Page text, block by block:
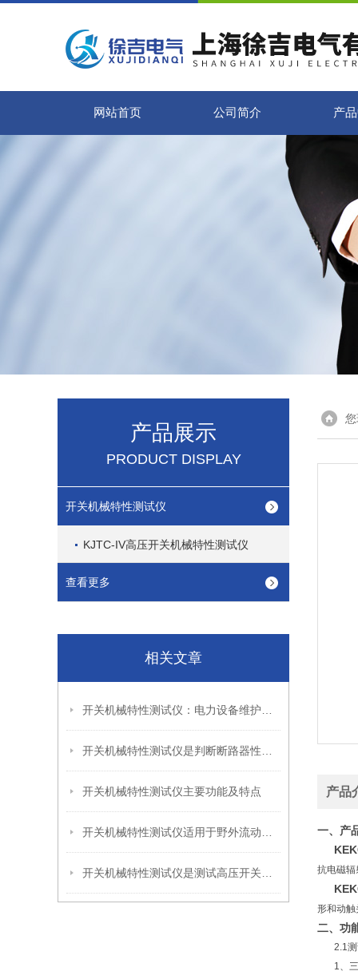
网站首页 公司简介 产
产品展示
PRODUCT DISPLAY
开关机械特性测试仪
KJTC-IV高压开关机械特性测试仪
查看更多
相关文章
开关机械特性测试仪主要功能及特点
您
产品
一、产
抗电磁辐
形和动触
二、功
2.1测
1、三